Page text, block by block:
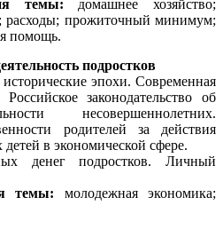
темы: домашнее хозяйство;
расходы; прожиточный минимум;
помощь.
подростков
эпохи. Современная
законодательство об
несовершеннолетних.
родителей за действия
в экономической сфере.
денег подростков. Личный
темы: молодежная экономика;